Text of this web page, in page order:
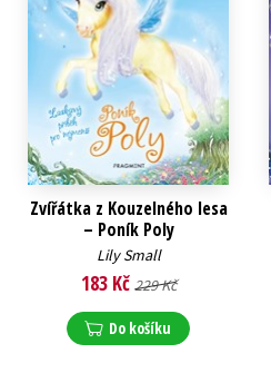
Zvířátka z Kouzelného lesa
– Poník Poly
Lily Small
183 Kč 229 Kč
Do košíku